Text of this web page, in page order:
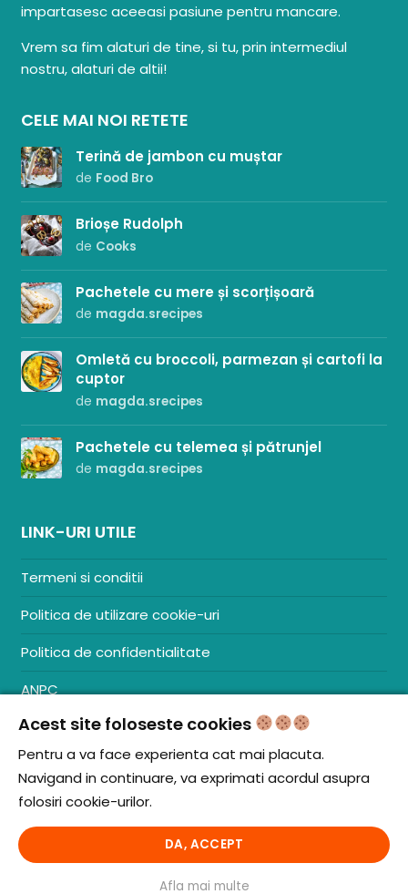
impartasesc aceeasi pasiune pentru mancare.
Vrem sa fim alaturi de tine, si tu, prin intermediul
nostru, alaturi de altii!
CELE MAI NOI RETETE
Terină de jambon cu muștar
de Food Bro
Brioșe Rudolph
de Cooks
Pachetele cu mere și scorțișoară
de magda.srecipes
Omletă cu broccoli, parmezan și cartofi la
cuptor
de magda.srecipes
Pachetele cu telemea și pătrunjel
de magda.srecipes
LINK-URI UTILE
Termeni si conditii
Politica de utilizare cookie-uri
Politica de confidentialitate
ANPC
Contact
S.C. ZENCOM MEDIA GROUP SRL
J20/1379/2017
© iCooking.ro. Toate drepturile rezervate.
Acest site foloseste cookies
Pentru a va face experienta cat mai placuta.
Navigand in continuare, va exprimati acordul asupra
folosiri cookie-urilor.
DA, ACCEPT
Afla mai multe